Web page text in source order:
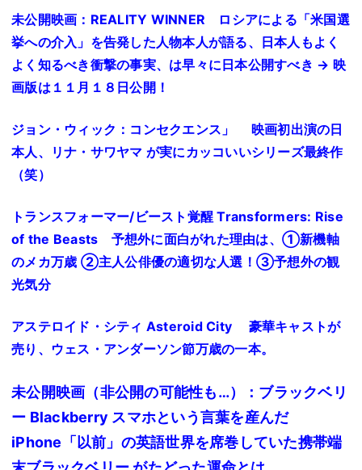
未公開映画：REALITY WINNER ロシアによる「米国選
挙への介入」を告発した人物本人が語る、日本人もよく
よく知るべき衝撃の事実、は早々に日本公開すべき → 映
画版は１１月１８日公開！
ジョン・ウィック：コンセクエンス」 映画初出演の日
本人、リナ・サワヤマ が実にカッコいいシリーズ最終作
（笑）
トランスフォーマー/ビースト覚醒 Transformers: Rise
of the Beasts 予想外に面白がれた理由は、①新機軸
のメカ万歳 ②主人公俳優の適切な人選！③予想外の観
光気分
アステロイド・シティ Asteroid City 豪華キャストが
売り、ウェス・アンダーソン節万歳の一本。
未公開映画（非公開の可能性も…）：ブラックベリ
ー Blackberry スマホという言葉を産んだ
iPhone「以前」の英語世界を席巻していた携帯端